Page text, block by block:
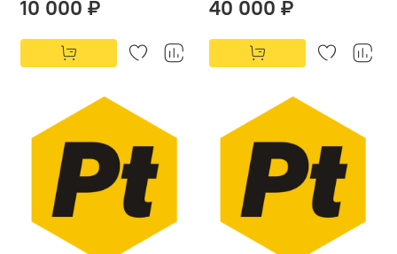
10 000 ₽ 40 000 ₽